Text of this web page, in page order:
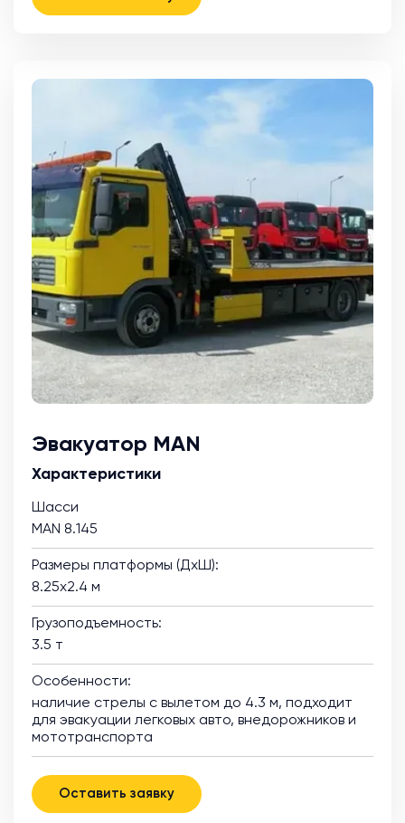
Эвакуатор MAN
Характеристики
Шасси
MAN 8.145
Размеры платформы (ДхШ):
8.25х2.4 м
Грузоподъемность:
3.5 т
Особенности:
наличие стрелы с вылетом до 4.3 м, подходит
для эвакуации легковых авто, внедорожников и
мототранспорта
Оставить заявку